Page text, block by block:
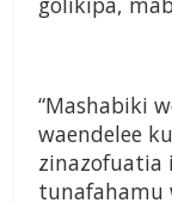
“Mashabiki
waendelee
zinazofuatia
tunafahamu